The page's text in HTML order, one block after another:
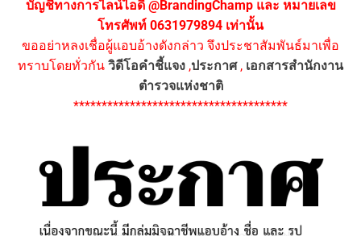
บัญชีทางการไลน์ไอดี @BrandingChamp และ หมายเลข
โทรศัพท์ 0631979894 เท่านั้น
ขออย่าหลงเชื่อผู้แอบอ้างดังกล่าว จึงประชาสัมพันธ์มาเพื่อ
ทราบโดยทั่วกัน วิดีโอคำชี้แจง ,ประกาศ, เอกสารสำนักงาน
ตำรวจแห่งชาติ
**************************************